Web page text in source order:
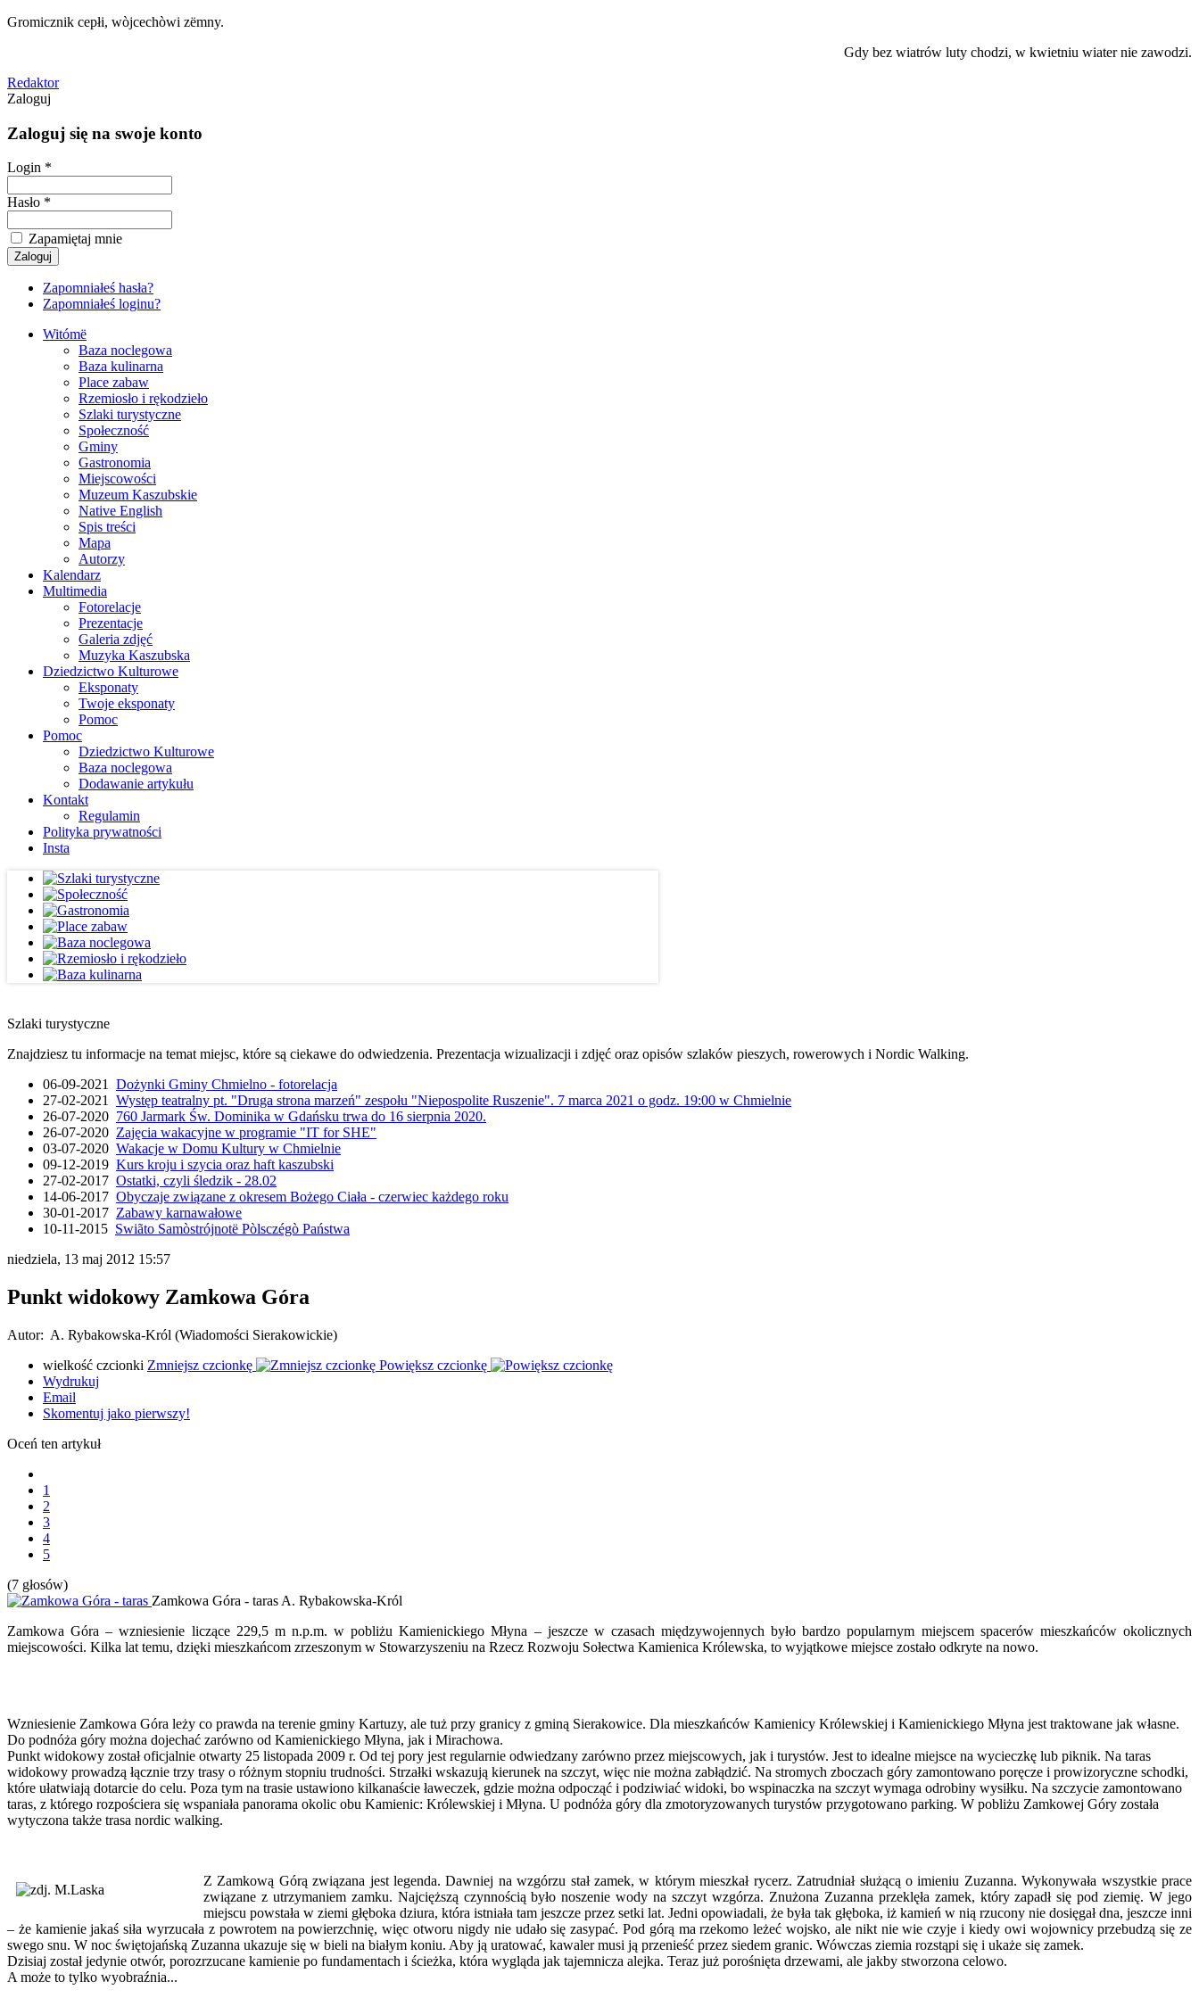
Gromicznik cepłi, wòjcechòwi zëmny.
Gdy bez wiatrów luty chodzi, w kwietniu wiater nie zawodzi.
Redaktor
Zaloguj
Zaloguj się na swoje konto
Login *
Hasło *
Zapamiętaj mnie
Zapomniałeś hasła?
Zapomniałeś loginu?
Witómë
Baza noclegowa
Baza kulinarna
Place zabaw
Rzemiosło i rękodzieło
Szlaki turystyczne
Społeczność
Gminy
Gastronomia
Miejscowości
Muzeum Kaszubskie
Native English
Spis treści
Mapa
Autorzy
Kalendarz
Multimedia
Fotorelacje
Prezentacje
Galeria zdjęć
Muzyka Kaszubska
Dziedzictwo Kulturowe
Eksponaty
Twoje eksponaty
Pomoc
Pomoc
Dziedzictwo Kulturowe
Baza noclegowa
Dodawanie artykułu
Kontakt
Regulamin
Polityka prywatności
Insta
Szlaki turystyczne
Znajdziesz tu informacje na temat miejsc, które są ciekawe do odwiedzenia. Prezentacja wizualizacji i zdjęć oraz opisów szlaków pieszych, rowerowych i Nordic Walking.
06-09-2021 Dożynki Gminy Chmielno - fotorelacja
27-02-2021 Występ teatralny pt. "Druga strona marzeń" zespołu "Niepospolite Ruszenie". 7 marca 2021 o godz. 19:00 w Chmielnie
26-07-2020 760 Jarmark Św. Dominika w Gdańsku trwa do 16 sierpnia 2020.
26-07-2020 Zajęcia wakacyjne w programie "IT for SHE"
03-07-2020 Wakacje w Domu Kultury w Chmielnie
09-12-2019 Kurs kroju i szycia oraz haft kaszubski
27-02-2017 Ostatki, czyli śledzik - 28.02
14-06-2017 Obyczaje związane z okresem Bożego Ciała - czerwiec każdego roku
30-01-2017 Zabawy karnawałowe
10-11-2015 Swiãto Samòstrójnotë Pòlsczégò Państwa
niedziela, 13 maj 2012 15:57
Punkt widokowy Zamkowa Góra
Autor: A. Rybakowska-Król (Wiadomości Sierakowickie)
wielkość czcionki Zmniejsz czcionkę
Powiększ czcionkę
Wydrukuj
Email
Skomentuj jako pierwszy!
Oceń ten artykuł
1
2
3
4
5
(7 głosów)
Zamkowa Góra - taras A. Rybakowska-Król
Zamkowa Góra – wzniesienie liczące 229,5 m n.p.m. w pobliżu Kamienickiego Młyna – jeszcze w czasach międzywojennych było bardzo popularnym miejscem spacerów mieszkańców okolicznych
miejscowości. Kilka lat temu, dzięki mieszkańcom zrzeszonym w Stowarzyszeniu na Rzecz Rozwoju Sołectwa Kamienica Królewska, to wyjątkowe miejsce zostało odkryte na nowo.
Wzniesienie Zamkowa Góra leży co prawda na terenie gminy Kartuzy, ale tuż przy granicy z gminą Sierakowice. Dla mieszkańców Kamienicy Królewskiej i Kamienickiego Młyna jest traktowane jak własne.
Do podnóża góry można dojechać zarówno od Kamienickiego Młyna, jak i Mirachowa.
Punkt widokowy został oficjalnie otwarty 25 listopada 2009 r. Od tej pory jest regularnie odwiedzany zarówno przez miejscowych, jak i turystów. Jest to idealne miejsce na wycieczkę lub piknik. Na taras
widokowy prowadzą łącznie trzy trasy o różnym stopniu trudności. Strzałki wskazują kierunek na szczyt, więc nie można zabłądzić. Na stromych zboczach góry zamontowano poręcze i prowizoryczne schodki,
które ułatwiają dotarcie do celu. Poza tym na trasie ustawiono kilkanaście ławeczek, gdzie można odpocząć i podziwiać widoki, bo wspinaczka na szczyt wymaga odrobiny wysiłku. Na szczycie zamontowano
taras, z którego rozpościera się wspaniała panorama okolic obu Kamienic: Królewskiej i Młyna. U podnóża góry dla zmotoryzowanych turystów przygotowano parking. W pobliżu Zamkowej Góry została
wytyczona także trasa nordic walking.
Z Zamkową Górą związana jest legenda. Dawniej na wzgórzu stał zamek, w którym mieszkał rycerz. Zatrudniał służącą o imieniu Zuzanna. Wykonywała wszystkie prace
związane z utrzymaniem zamku. Najcięższą czynnością było noszenie wody na szczyt wzgórza. Znużona Zuzanna przeklęła zamek, który zapadł się pod ziemię. W jego
miejscu powstała w ziemi głęboka dziura, która istniała tam jeszcze przez setki lat. Jedni opowiadali, że była tak głęboka, iż kamień w nią rzucony nie dosięgał dna, jeszcze inni
– że kamienie jakaś siła wyrzucała z powrotem na powierzchnię, więc otworu nigdy nie udało się zasypać. Pod górą ma rzekomo leżeć wojsko, ale nikt nie wie czyje i kiedy owi wojownicy przebudzą się ze
swego snu. W noc świętojańską Zuzanna ukazuje się w bieli na białym koniu. Aby ją uratować, kawaler musi ją przenieść przez siedem granic. Wówczas ziemia rozstąpi się i ukaże się zamek.
Dzisiaj został jedynie otwór, porozrzucane kamienie po fundamentach i ścieżka, która wygląda jak tajemnicza alejka. Teraz już porośnięta drzewami, ale jakby stworzona celowo.
A może to tylko wyobraźnia...